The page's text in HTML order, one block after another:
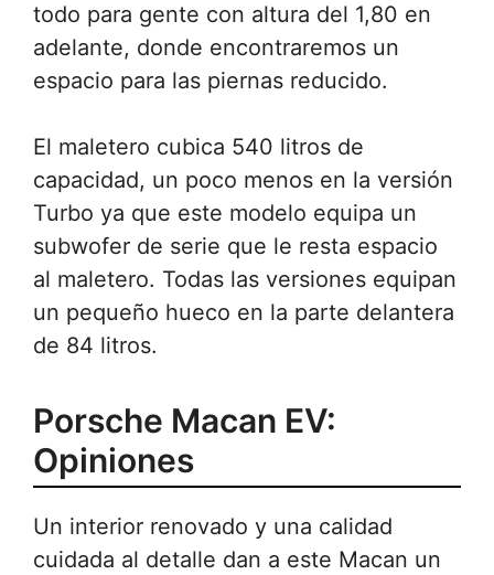
todo para gente con altura del 1,80 en
adelante, donde encontraremos un
espacio para las piernas reducido.
El maletero cubica 540 litros de
capacidad, un poco menos en la versión
Turbo ya que este modelo equipa un
subwofer de serie que le resta espacio
al maletero. Todas las versiones equipan
un pequeño hueco en la parte delantera
de 84 litros.
Porsche Macan EV:
Opiniones
Un interior renovado y una calidad
cuidada al detalle dan a este Macan un